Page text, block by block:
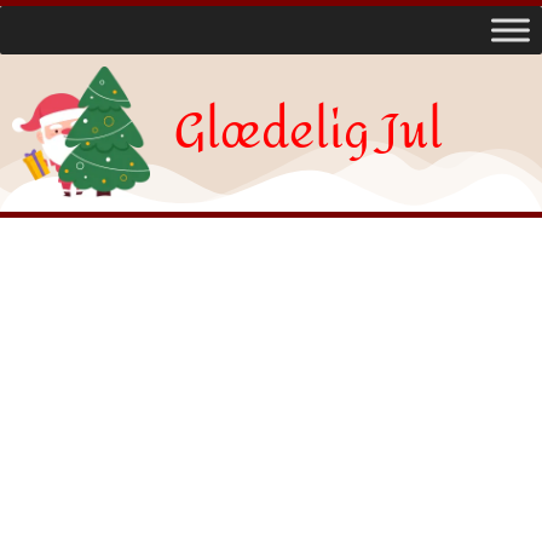
Glædelig Jul